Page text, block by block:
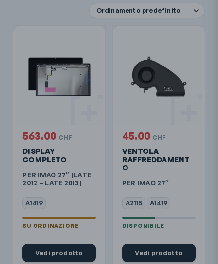
DISPLAY
COMPLETO
PER IMAC 27″ (LATE
2012 – LATE 2013)
A1419
563.00 CHF
Vedi prodotto
VENTOLA
RAFFREDDAMENT
O
PER IMAC 27″
A2115 A1419
45.00 CHF
Vedi prodotto